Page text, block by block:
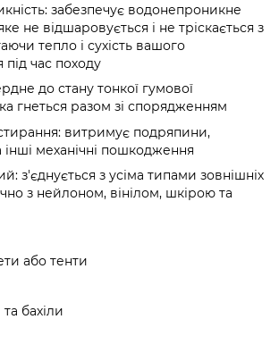
забезпечує водонепроникне
не відшаровується і не тріскається з
тепло і сухість вашого
час походу
до стану тонкої гумової
гнеться разом зі спорядженням
стирання: витримує подряпини,
інші механічні пошкодження
з'єднується з усіма типами зовнішніх
з нейлоном, вінілом, шкірою та
або тенти
бахіли